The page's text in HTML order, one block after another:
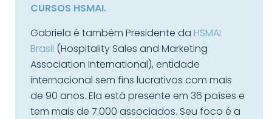
CURSOS HSMAI.
Gabriela é também Presidente da HSMAI
Brasil (Hospitality Sales and Marketing
Association International), entidade
internacional sem fins lucrativos com mais
de 90 anos. Ela está presente em 36 países e
tem mais de 7.000 associados. Seu foco é a